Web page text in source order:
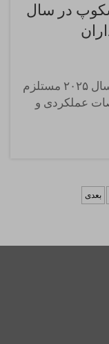
در سال
انتخاب دوربین اندوسکوپ مناسب در سال ۲۰۲۵ مستلزم
عملکردی و
را از
بعدی